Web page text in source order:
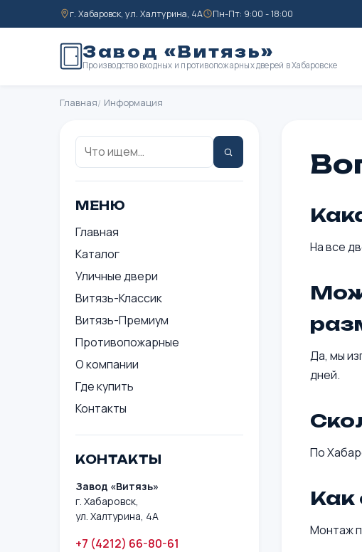
г. Хабаровск, ул. Халтурина, 4А Пн-Пт: 9:00 - 18:00
Завод «Витязь»
Производство входных и противопожарных дверей в Хабаровске
Главная Информация
Поиск:
Найти
МЕНЮ
Главная
Каталог
Уличные двери
Витязь-Классик
Витязь-Премиум
Противопожарные
О компании
Где купить
Контакты
КОНТАКТЫ
Завод «Витязь»
г. Хабаровск,
ул. Халтурина, 4А
+7 (4212) 66-80-61
На все
Да, мы
дней.
По
Как
Монтаж